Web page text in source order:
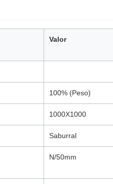
Valor
100% (Peso)
1000X1000
Saburral
N/50mm